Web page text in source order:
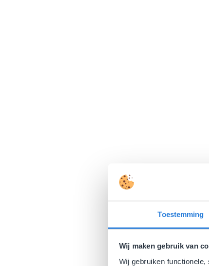
Toestemming
Wij maken gebruik van
Wij gebruiken